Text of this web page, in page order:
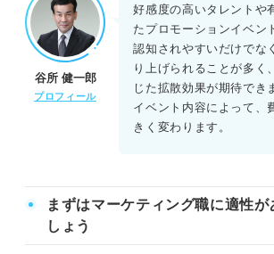
谷所 健一郎
プロフィール
好感度の高いタレントや
たプロモーションイベン
認知されやすいだけでな
り上げられることが多く
じた拡散効果が期待でき
イベント内容によって、
きく変わります。
まずはマーケティング職に適性が
しょう